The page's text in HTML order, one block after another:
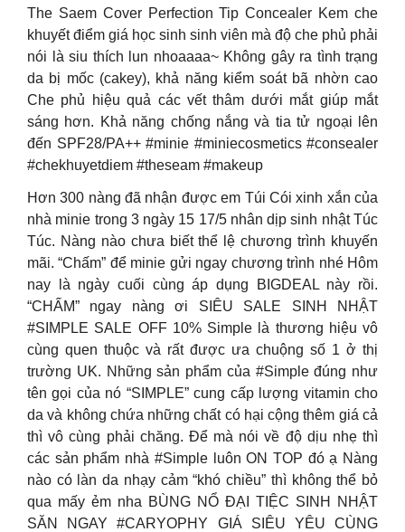
The Saem Cover Perfection Tip Concealer Kem che
khuyết điểm giá học sinh sinh viên mà độ che phủ phải
nói là siu thích lun nhoaaaa~ Không gây ra tình trạng
da bị mốc (cakey), khả năng kiểm soát bã nhờn cao
Che phủ hiệu quả các vết thâm dưới mắt giúp mắt
sáng hơn. Khả năng chống nắng và tia tử ngoại lên
đến SPF28/PA++ #minie #miniecosmetics #consealer
#chekhuyetdiem #theseam #makeup
Hơn 300 nàng đã nhận được em Túi Cói xinh xắn của
nhà minie trong 3 ngày 15 17/5 nhân dịp sinh nhật Túc
Túc. Nàng nào chưa biết thể lệ chương trình khuyến
mãi. “Chấm” để minie gửi ngay chương trình nhé Hôm
nay là ngày cuối cùng áp dụng BIGDEAL này rồi.
“CHẤM” ngay nàng ơi SIÊU SALE SINH NHẬT
#SIMPLE SALE OFF 10% Simple là thương hiệu vô
cùng quen thuộc và rất được ưa chuộng số 1 ở thị
trường UK. Những sản phẩm của #Simple đúng như
tên gọi của nó “SIMPLE” cung cấp lượng vitamin cho
da và không chứa những chất có hại cộng thêm giá cả
thì vô cùng phải chăng. Để mà nói về độ dịu nhẹ thì
các sản phẩm nhà #Simple luôn ON TOP đó ạ Nàng
nào có làn da nhạy cảm “khó chiều” thì không thể bỏ
qua mấy ẻm nha BÙNG NỔ ĐẠI TIỆC SINH NHẬT
SĂN NGAY #CARYOPHY GIÁ SIÊU YÊU CÙNG